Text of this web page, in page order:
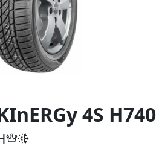
4S H740